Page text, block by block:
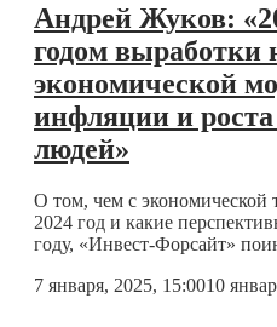
Андрей Жуков:
годом выработки
экономической
инфляции и роста
людей»
О том, чем с экономической
2024 год и какие
году, «Инвест-Форсайт»
7 января, 2025, 15:0010